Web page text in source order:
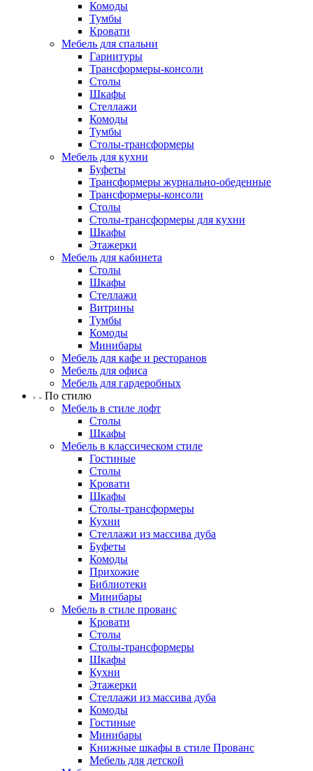
Комоды
Тумбы
Кровати
Мебель для спальни
Гарнитуры
Трансформеры-консоли
Столы
Шкафы
Стеллажи
Комоды
Тумбы
Столы-трансформеры
Мебель для кухни
Буфеты
Трансформеры журнально-обеденные
Трансформеры-консоли
Столы
Столы-трансформеры для кухни
Шкафы
Этажерки
Мебель для кабинета
Столы
Шкафы
Стеллажи
Витрины
Тумбы
Комоды
Минибары
Мебель для кафе и ресторанов
Мебель для офиса
Мебель для гардеробных
По стилю
Мебель в стиле лофт
Столы
Шкафы
Мебель в классическом стиле
Гостиные
Столы
Кровати
Шкафы
Столы-трансформеры
Кухни
Стеллажи из массива дуба
Буфеты
Комоды
Прихожие
Библиотеки
Минибары
Мебель в стиле прованс
Кровати
Столы
Столы-трансформеры
Шкафы
Кухни
Этажерки
Стеллажи из массива дуба
Комоды
Гостиные
Минибары
Книжные шкафы в стиле Прованс
Мебель для детской